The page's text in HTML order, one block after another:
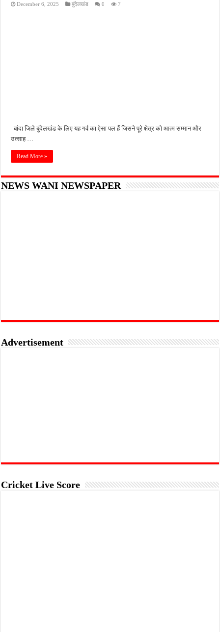
प्रयागराज में युवाओं की आवाज बनेगा छात्र संवाद, शिक्षा और रोजगार के मुद्दों पर राहुल गांधी करेंगे
December 6, 2025 बुंदेलखंड 0 7
बांदा जिले बुंदेलखंड के लिए यह गर्व का ऐसा पल हैं जिसने पूरे क्षेत्र को आत्म सम्मान और
उत्साह …
Read More »
NEWS WANI NEWSPAPER
Advertisement
Cricket Live Score